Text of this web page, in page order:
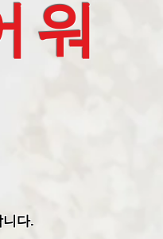
워
니다.